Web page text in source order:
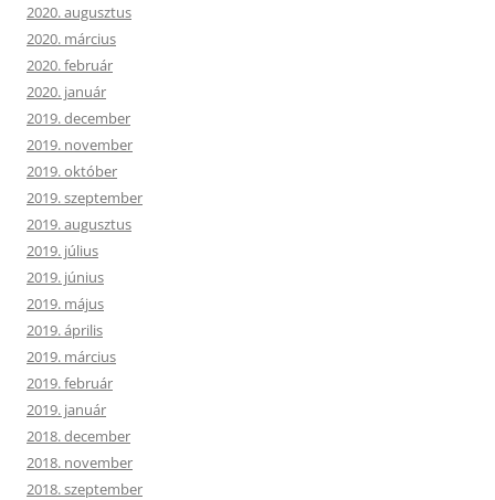
2020. augusztus
2020. március
2020. február
2020. január
2019. december
2019. november
2019. október
2019. szeptember
2019. augusztus
2019. július
2019. június
2019. május
2019. április
2019. március
2019. február
2019. január
2018. december
2018. november
2018. szeptember